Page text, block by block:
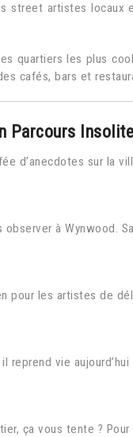
street artistes
quartiers les plus
cafés, bars et
Parcours
d’anecdotes sur la
à Wynwood.
pour les artistes de
reprend vie
ça vous tente ?